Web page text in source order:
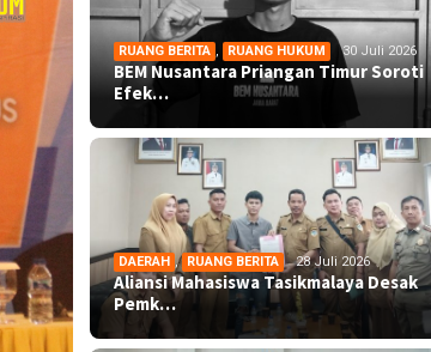
RUANG BERITA , RUANG HUKUM 30 Juli 2026
BEM Nusantara Priangan Timur Soroti
Efek…
DAERAH , RUANG BERITA 28 Juli 2026
Aliansi Mahasiswa Tasikmalaya Desak
Pemk…